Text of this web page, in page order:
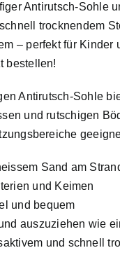
Antirutsch-Sohle
trocknendem
– perfekt für Kinder
bestellen!
Antirutsch-Sohle
und rutschigen
Sand am
und Keimen
und bequem
auszuziehen wie
und schnell